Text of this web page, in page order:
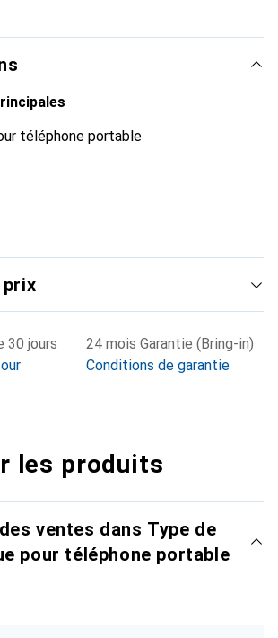
un choix sûr pour une clientèle
téléphone portable
prix
30 jours
24 mois Garantie (Bring-in)
Conditions de garantie
les produits
ventes dans Type de
pour téléphone portable